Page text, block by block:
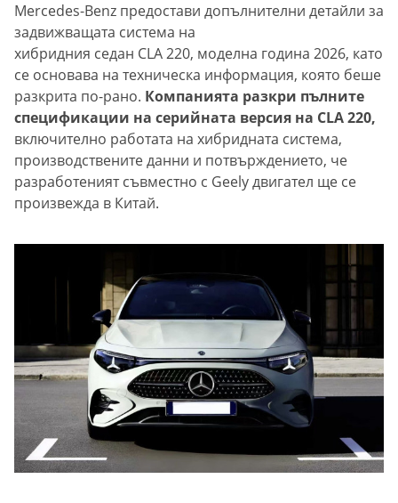
Mercedes-Benz предостави допълнителни детайли за
задвижващата система на
хибридния седан CLA 220, моделна година 2026, като
се основава на техническа информация, която беше
разкрита по-рано. Компанията разкри пълните
спецификации на серийната версия на CLA 220,
включително работата на хибридната система,
производствените данни и потвърждението, че
разработеният съвместно с Geely двигател ще се
произвежда в Китай.